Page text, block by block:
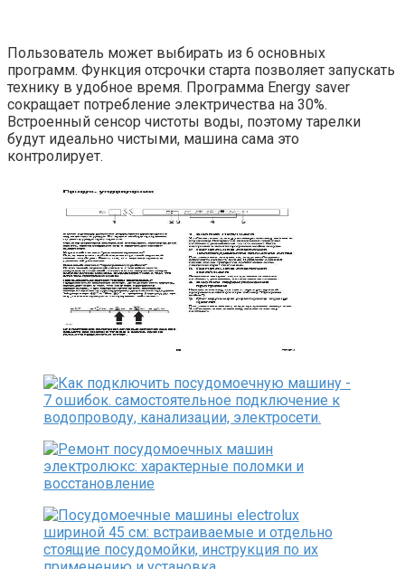
Пользователь может выбирать из 6 основных
программ. Функция отсрочки старта позволяет запускать
технику в удобное время. Программа Energy saver
сокращает потребление электричества на 30%.
Встроенный сенсор чистоты воды, поэтому тарелки
будут идеально чистыми, машина сама это
контролирует.